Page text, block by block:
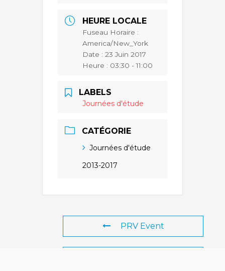
HEURE LOCALE
Fuseau Horaire :
America/New_York
Date : 23 Juin 2017
Heure : 03:30 - 11:00
LABELS
Journées d'étude
CATÉGORIE
Journées d'étude
2013-2017
PRV Event